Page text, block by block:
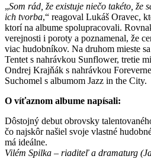
„Som rád, že existuje niečo takéto, že
ich tvorba,“ reagoval Lukáš Oravec,
ktorí na albume spolupracovali.
verejnosti i poroty a poznamenal, že
viac hudobníkov. Na druhom mieste
Tentet s nahrávkou Sunflower, tretie
Ondrej Krajňák s nahrávkou
Suchomel s albumom Jazz in the City.
O víťaznom albume napísali:
Dôstojný debut obrovsky
čo najskôr našiel svoje vlastné
má ideálne.
Vilém Spilka – riaditeľ a dramaturg